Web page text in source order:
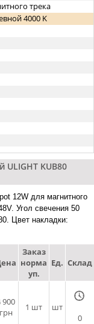
трека
4000 K
KUB80
12W для магнитного
Угол свечения 50
Цвет накладки:
Заказ
норма
уп.
Ед. Склад
900
грн
1 шт
шт
0